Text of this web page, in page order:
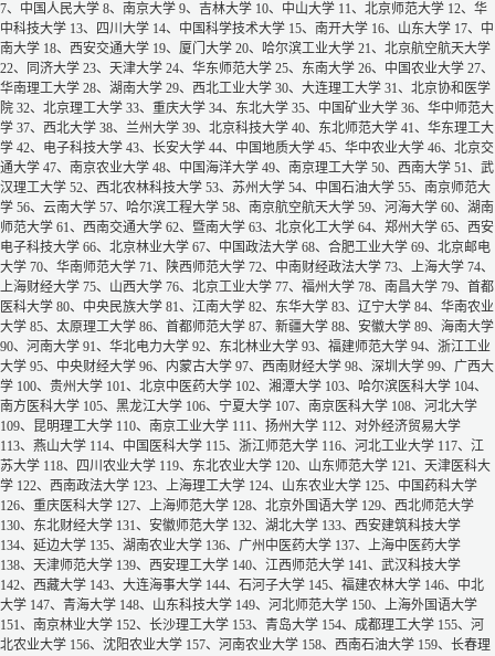
7、中国人民大学 8、南京大学 9、吉林大学 10、中山大学 11、北京师范大学 12、华
中科技大学 13、四川大学 14、中国科学技术大学 15、南开大学 16、山东大学 17、中
南大学 18、西安交通大学 19、厦门大学 20、哈尔滨工业大学 21、北京航空航天大学
22、同济大学 23、天津大学 24、华东师范大学 25、东南大学 26、中国农业大学 27、
华南理工大学 28、湖南大学 29、西北工业大学 30、大连理工大学 31、北京协和医学
院 32、北京理工大学 33、重庆大学 34、东北大学 35、中国矿业大学 36、华中师范大
学 37、西北大学 38、兰州大学 39、北京科技大学 40、东北师范大学 41、华东理工大
学 42、电子科技大学 43、长安大学 44、中国地质大学 45、华中农业大学 46、北京交
通大学 47、南京农业大学 48、中国海洋大学 49、南京理工大学 50、西南大学 51、武
汉理工大学 52、西北农林科技大学 53、苏州大学 54、中国石油大学 55、南京师范大
学 56、云南大学 57、哈尔滨工程大学 58、南京航空航天大学 59、河海大学 60、湖南
师范大学 61、西南交通大学 62、暨南大学 63、北京化工大学 64、郑州大学 65、西安
电子科技大学 66、北京林业大学 67、中国政法大学 68、合肥工业大学 69、北京邮电
大学 70、华南师范大学 71、陕西师范大学 72、中南财经政法大学 73、上海大学 74、
上海财经大学 75、山西大学 76、北京工业大学 77、福州大学 78、南昌大学 79、首都
医科大学 80、中央民族大学 81、江南大学 82、东华大学 83、辽宁大学 84、华南农业
大学 85、太原理工大学 86、首都师范大学 87、新疆大学 88、安徽大学 89、海南大学
90、河南大学 91、华北电力大学 92、东北林业大学 93、福建师范大学 94、浙江工业
大学 95、中央财经大学 96、内蒙古大学 97、西南财经大学 98、深圳大学 99、广西大
学 100、贵州大学 101、北京中医药大学 102、湘潭大学 103、哈尔滨医科大学 104、
南方医科大学 105、黑龙江大学 106、宁夏大学 107、南京医科大学 108、河北大学
109、昆明理工大学 110、南京工业大学 111、扬州大学 112、对外经济贸易大学
113、燕山大学 114、中国医科大学 115、浙江师范大学 116、河北工业大学 117、江
苏大学 118、四川农业大学 119、东北农业大学 120、山东师范大学 121、天津医科大
学 122、西南政法大学 123、上海理工大学 124、山东农业大学 125、中国药科大学
126、重庆医科大学 127、上海师范大学 128、北京外国语大学 129、西北师范大学
130、东北财经大学 131、安徽师范大学 132、湖北大学 133、西安建筑科技大学
134、延边大学 135、湖南农业大学 136、广州中医药大学 137、上海中医药大学
138、天津师范大学 139、西安理工大学 140、江西师范大学 141、武汉科技大学
142、西藏大学 143、大连海事大学 144、石河子大学 145、福建农林大学 146、中北
大学 147、青海大学 148、山东科技大学 149、河北师范大学 150、上海外国语大学
151、南京林业大学 152、长沙理工大学 153、青岛大学 154、成都理工大学 155、河
北农业大学 156、沈阳农业大学 157、河南农业大学 158、西南石油大学 159、长春理